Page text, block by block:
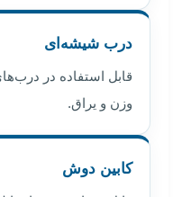
درب شیشه‌ای
قابل استفاده در
وزن و یراق.
کابین دوش